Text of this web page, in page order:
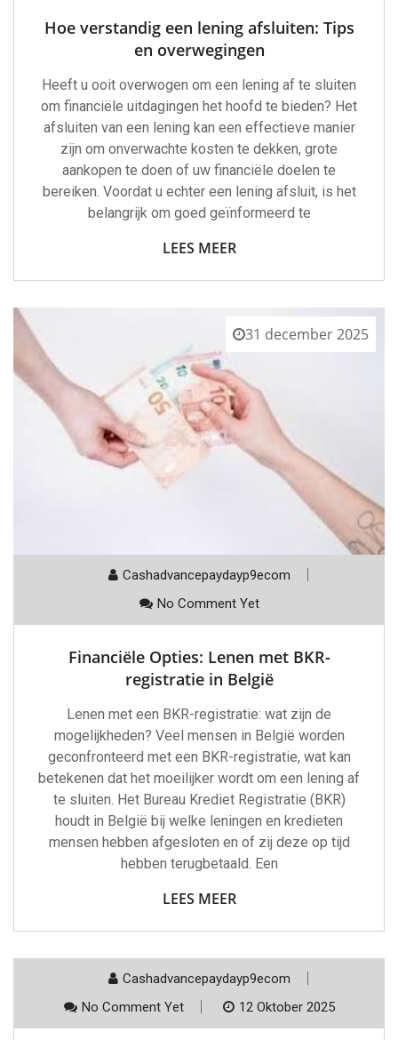
Hoe verstandig een lening afsluiten: Tips
en overwegingen
Heeft u ooit overwogen om een lening af te sluiten
om financiële uitdagingen het hoofd te bieden? Het
afsluiten van een lening kan een effectieve manier
zijn om onverwachte kosten te dekken, grote
aankopen te doen of uw financiële doelen te
bereiken. Voordat u echter een lening afsluit, is het
belangrijk om goed geïnformeerd te
LEES MEER
31 december 2025
Cashadvancepaydayp9ecom
No Comment Yet
Financiële Opties: Lenen met BKR-
registratie in België
Lenen met een BKR-registratie: wat zijn de
mogelijkheden? Veel mensen in België worden
geconfronteerd met een BKR-registratie, wat kan
betekenen dat het moeilijker wordt om een lening af
te sluiten. Het Bureau Krediet Registratie (BKR)
houdt in België bij welke leningen en kredieten
mensen hebben afgesloten en of zij deze op tijd
hebben terugbetaald. Een
LEES MEER
Cashadvancepaydayp9ecom
No Comment Yet
12 Oktober 2025